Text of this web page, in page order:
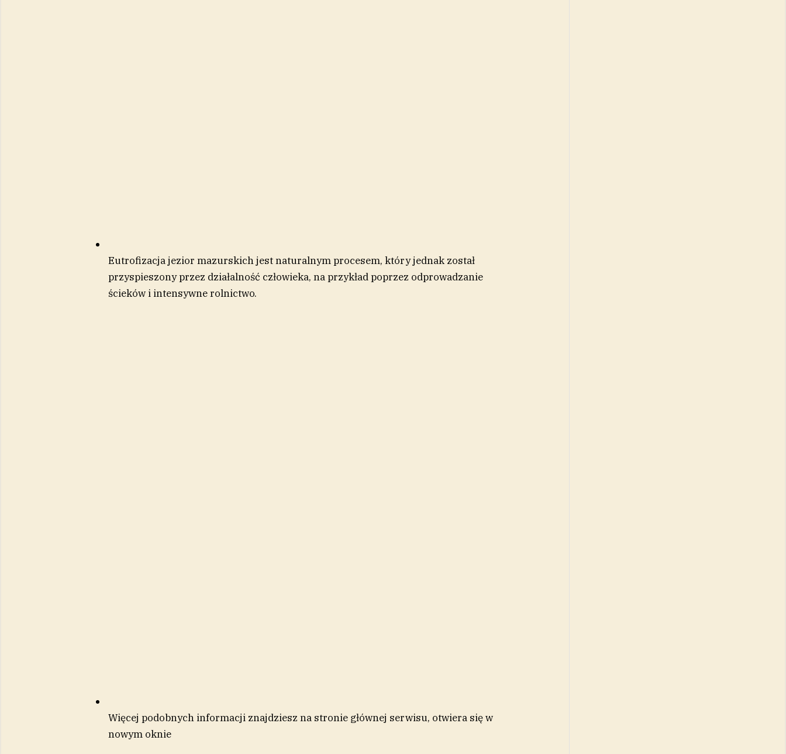
Eutrofizacja jezior mazurskich jest naturalnym procesem, który jednak został
przyspieszony przez działalność człowieka, na przykład poprzez odprowadzanie
ścieków i intensywne rolnictwo.
Więcej podobnych informacji znajdziesz na stronie głównej serwisu, otwiera się w
nowym oknie